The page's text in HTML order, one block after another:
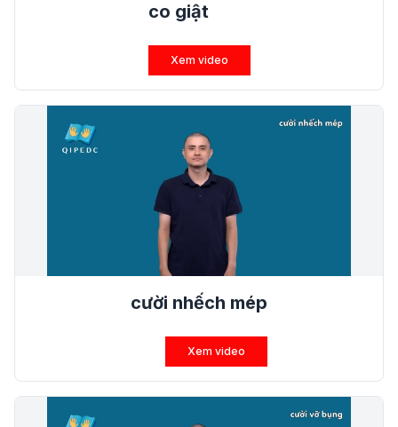
co giật
Xem video
cười nhếch mép
Xem video